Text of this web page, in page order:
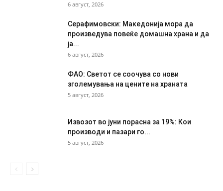
6 август, 2026
Серафимовски: Македонија мора да
произведува повеќе домашна храна и да
ја...
6 август, 2026
ФАО: Светот се соочува со нови
зголемувања на цените на храната
5 август, 2026
Извозот во јуни порасна за 19%: Кои
производи и пазари го...
5 август, 2026